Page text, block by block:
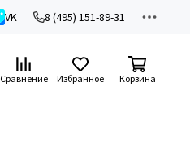
VK 8 (495) 151-89-31
Сравнение Избранное Корзина